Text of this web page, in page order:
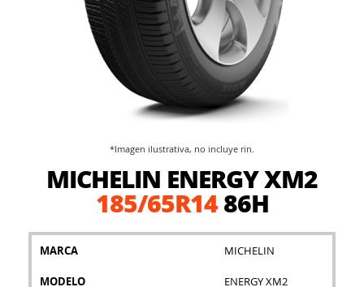
MICHELIN ENERGY XM2
185/65R1486H
MARCA MICHELIN
MODELO ENERGY XM2
*Imagen ilustrativa, no incluye rin.
galería
imágenes